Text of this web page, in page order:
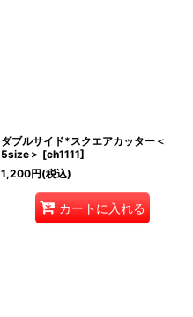
ダブルサイド*スクエアカッター＜
5size＞ [ch1111]
1,200円(税込)
カートに入れる